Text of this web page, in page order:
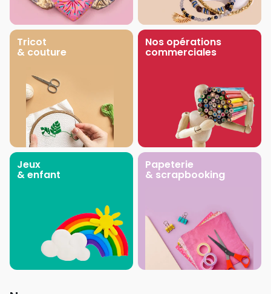
Tricot
& couture
Nos opérations
commerciales
Jeux
& enfant
Papeterie
& scrapbooking